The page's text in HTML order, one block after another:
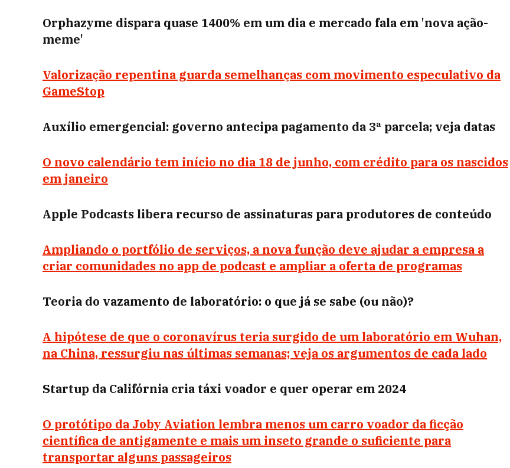
Orphazyme dispara quase 1400% em um dia e mercado fala em 'nova ação-
meme'
Valorização repentina guarda semelhanças com movimento especulativo da
GameStop
Auxílio emergencial: governo antecipa pagamento da 3ª parcela; veja datas
O novo calendário tem início no dia 18 de junho, com crédito para os nascidos
em janeiro
Apple Podcasts libera recurso de assinaturas para produtores de conteúdo
Ampliando o portfólio de serviços, a nova função deve ajudar a empresa a
criar comunidades no app de podcast e ampliar a oferta de programas
Teoria do vazamento de laboratório: o que já se sabe (ou não)?
A hipótese de que o coronavírus teria surgido de um laboratório em Wuhan,
na China, ressurgiu nas últimas semanas; veja os argumentos de cada lado
Startup da Califórnia cria táxi voador e quer operar em 2024
O protótipo da Joby Aviation lembra menos um carro voador da ficção
científica de antigamente e mais um inseto grande o suficiente para
transportar alguns passageiros